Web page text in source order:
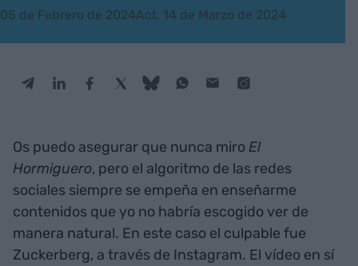
05 de Febrero de 2024Act. 14 de Marzo de 2024
Os puedo asegurar que nunca miroEl
Hormiguero, pero el algoritmo de las redes
sociales siempre se empeña en enseñarme
contenidos que yo no habría escogido ver de
manera natural. En este caso el culpable fue
Zuckerberg, a través de Instagram. El vídeo en sí